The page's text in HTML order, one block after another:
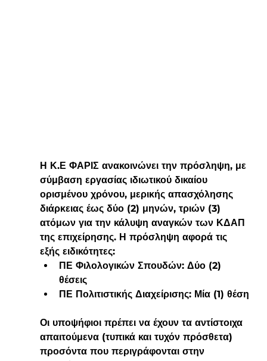
Η Κ.Ε ΦΑΡΙΣ ανακοινώνει την πρόσληψη, με
σύμβαση εργασίας ιδιωτικού δικαίου
ορισμένου χρόνου, μερικής απασχόλησης
διάρκειας έως δύο (2) μηνών, τριών (3)
ατόμων για την κάλυψη αναγκών των ΚΔΑΠ
της επιχείρησης. Η πρόσληψη αφορά τις
εξής ειδικότητες:
ΠΕ Φιλολογικών Σπουδών: Δύο (2)
θέσεις
ΠΕ Πολιτιστικής Διαχείρισης: Μία (1) θέση
Οι υποψήφιοι πρέπει να έχουν τα αντίστοιχα
απαιτούμενα (τυπικά και τυχόν πρόσθετα)
προσόντα που περιγράφονται στην